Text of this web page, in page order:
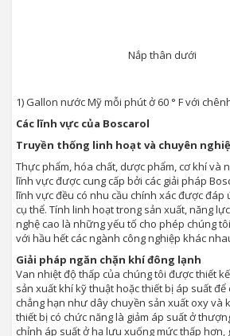
Nắp thân dưới
1) Gallon nước Mỹ mỗi phút ở 60 ° F với
Các lĩnh vực của Boscarol
Truyền thống linh hoạt và chuyên
Thực phẩm, hóa chất, dược phẩm, cơ khí và
lĩnh vực được cung cấp bởi các giải pháp
lĩnh vực đều có nhu cầu chính xác được đáp
cụ thể. Tính linh hoạt trong sản xuất, năng
nghệ cao là những yếu tố cho phép chúng
với hầu hết các ngành công nghiệp khác
Giải pháp ngăn chặn khí đông lạnh
Van nhiệt độ thấp của chúng tôi được thiết
sản xuất khí kỹ thuật hoặc thiết bị áp suất
chẳng hạn như dây chuyền sản xuất oxy và
thiết bị có chức năng là giảm áp suất ở
chỉnh áp suất ở hạ lưu xuống mức thấp hơn,